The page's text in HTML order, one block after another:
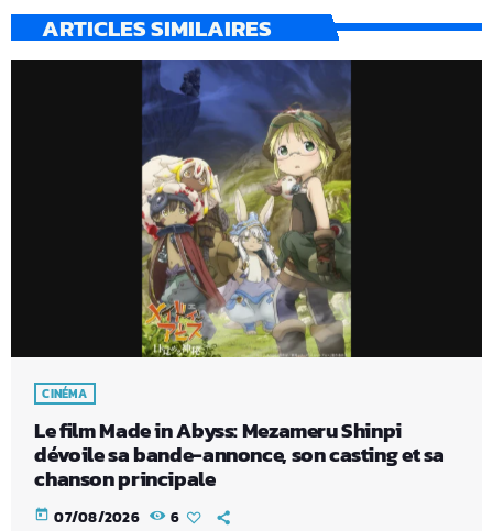
ARTICLES SIMILAIRES
CINÉMA
Le film Made in Abyss: Mezameru Shinpi
dévoile sa bande-annonce, son casting et sa
chanson principale
today 07/08/2026 6